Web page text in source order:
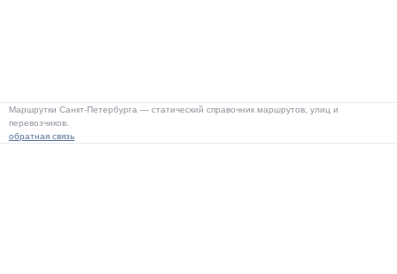
Маршрутки Санкт-Петербурга — статический справочник маршрутов, улиц и
перевозчиков.
обратная связь